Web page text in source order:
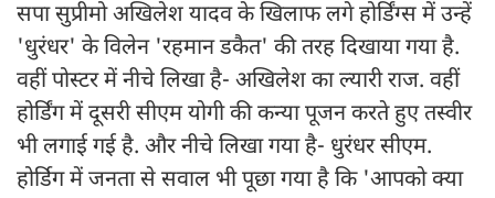
सपा सुप्रीमो अखिलेश यादव के खिलाफ लगे होर्डिंग्स में उन्हें
'धुरंधर' के विलेन 'रहमान डकैत' की तरह दिखाया गया है.
वहीं पोस्टर में नीचे लिखा है- अखिलेश का ल्यारी राज. वहीं
होर्डिंग में दूसरी सीएम योगी की कन्या पूजन करते हुए तस्वीर
भी लगाई गई है. और नीचे लिखा गया है- धुरंधर सीएम.
होर्डिग में जनता से सवाल भी पूछा गया है कि 'आपको क्या